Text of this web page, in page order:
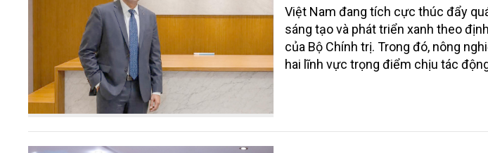
Việt Nam đang tích cực thúc đẩy
sáng tạo và phát triển xanh theo
của Bộ Chính trị. Trong đó, nông
hai lĩnh vực trọng điểm chịu tác